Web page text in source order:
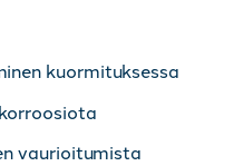
kuormituksessa
vaurioitumista